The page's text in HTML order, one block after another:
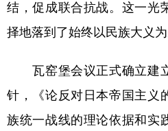
结，促成联合抗战。这一光
择地落到了始终以民族大义
瓦窑堡会议正式确立建
针，《论反对日本帝国主义
族统一战线的理论依据和实